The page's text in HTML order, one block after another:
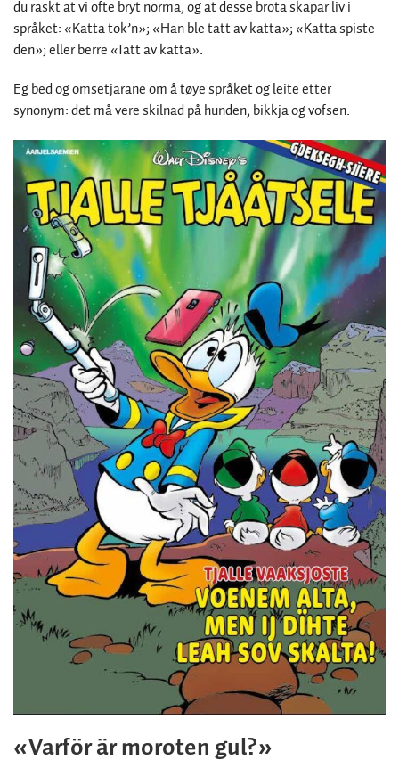
du raskt at vi ofte bryt norma, og at desse brota skapar liv i
språket: «Katta tok’n»; «Han ble tatt av katta»; «Katta spiste
den»; eller berre «Tatt av katta».
Eg bed og omsetjarane om å tøye språket og leite etter
synonym: det må vere skilnad på hunden, bikkja og vofsen.
«Varför är moroten gul?»